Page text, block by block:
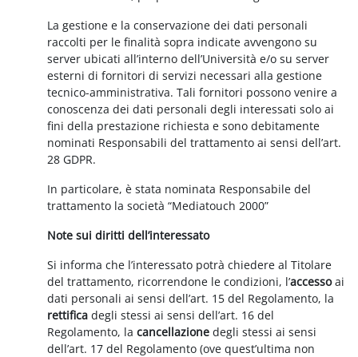
La gestione e la conservazione dei dati personali
raccolti per le finalità sopra indicate avvengono su
server ubicati all’interno dell’Università e/o su server
esterni di fornitori di servizi necessari alla gestione
tecnico-amministrativa. Tali fornitori possono venire a
conoscenza dei dati personali degli interessati solo ai
fini della prestazione richiesta e sono debitamente
nominati Responsabili del trattamento ai sensi dell’art.
28 GDPR.
In particolare, è stata nominata Responsabile del
trattamento la società “Mediatouch 2000”
Note sui diritti dell’interessato
Si informa che l’interessato potrà chiedere al Titolare
del trattamento, ricorrendone le condizioni, l’accessoai
dati personali ai sensi dell’art. 15 del Regolamento, la
rettificadegli stessi ai sensi dell’art. 16 del
Regolamento, lacancellazione degli stessi ai sensi
dell’art. 17 del Regolamento (ove quest’ultima non